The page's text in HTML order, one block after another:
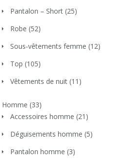
Pantalon – Short (25)
Robe (52)
Sous-vêtements femme (12)
Top (105)
Vêtements de nuit (11)
Homme (33)
Accessoires homme (21)
Déguisements homme (5)
Pantalon homme (3)